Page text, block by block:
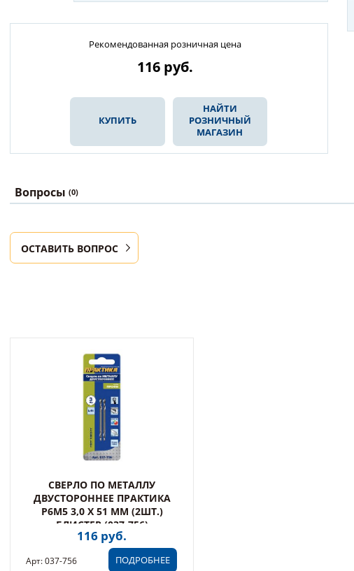
Рекомендованная розничная цена
116 руб.
КУПИТЬ
НАЙТИ
РОЗНИЧНЫЙ
МАГАЗИН
Вопросы (0)
ОСТАВИТЬ ВОПРОС
СВЕРЛО ПО МЕТАЛЛУ
ДВУСТОРОННЕЕ ПРАКТИКА
Р6М5 3,0 Х 51 ММ (2ШТ.)
БЛИСТЕР (037-756)
116 руб.
ПОДРОБНЕЕ
Арт: 037-756